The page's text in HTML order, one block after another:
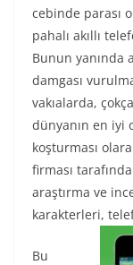
cebinde parası
pahalı akıllı
Bunun yanında
damgası
vakıalarda,
dünyanın en iyi
koşturması
firması
araştırma ve
karakterleri,
Bu